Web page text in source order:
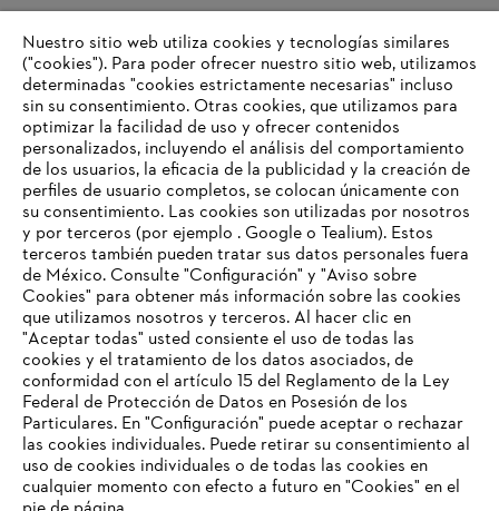
STIHL en Austria
Información para proveedores
Productos
Contacto
Carrera profesional
Sistema de denuncia de irregularidades
Nuestro sitio web utiliza cookies y tecnologías similares
("cookies"). Para poder ofrecer nuestro sitio web, utilizamos
determinadas "cookies estrictamente necesarias" incluso
sin su consentimiento. Otras cookies, que utilizamos para
optimizar la facilidad de uso y ofrecer contenidos
personalizados, incluyendo el análisis del comportamiento
de los usuarios, la eficacia de la publicidad y la creación de
perfiles de usuario completos, se colocan únicamente con
su consentimiento. Las cookies son utilizadas por nosotros
y por terceros (por ejemplo . Google o Tealium). Estos
terceros también pueden tratar sus datos personales fuera
de México. Consulte "Configuración" y "Aviso sobre
Cookies" para obtener más información sobre las cookies
que utilizamos nosotros y terceros. Al hacer clic en
"Aceptar todas" usted consiente el uso de todas las
cookies y el tratamiento de los datos asociados, de
conformidad con el artículo 15 del Reglamento de la Ley
Federal de Protección de Datos en Posesión de los
Particulares. En "Configuración" puede aceptar o rechazar
las cookies individuales. Puede retirar su consentimiento al
uso de cookies individuales o de todas las cookies en
cualquier momento con efecto a futuro en "Cookies" en el